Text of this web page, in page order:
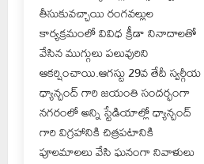
తీసుకువచ్చాయి రంగవల్లుల
కార్యక్రమంలో వివిధ క్రీడా నినాదాలతో
వేసిన ముగ్గులు పలువురిని
ఆకర్షించాయి.ఆగస్టు 29వ తేదీ స్వర్గీయ
ధ్యాన్చంద్ గారి జయంతి సందర్భంగా
నగరంలో అన్ని స్టేడియాల్లో ధ్యాన్చంద్
గారి విగ్రహానికి చిత్రపటానికి
పూలమాలలు వేసి ఘనంగా నివాళులు